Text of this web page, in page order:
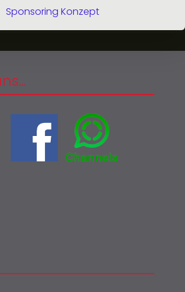
Sponsoring Konzept